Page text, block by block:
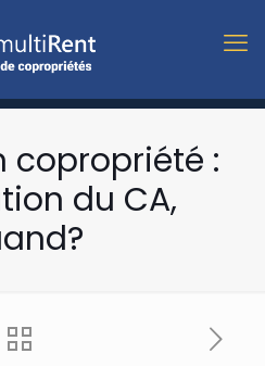
copropriété :
du CA,